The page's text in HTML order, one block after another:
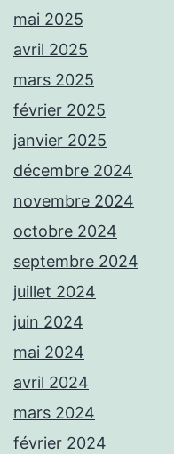
mai 2025
avril 2025
mars 2025
février 2025
janvier 2025
décembre 2024
novembre 2024
octobre 2024
septembre 2024
juillet 2024
juin 2024
mai 2024
avril 2024
mars 2024
février 2024